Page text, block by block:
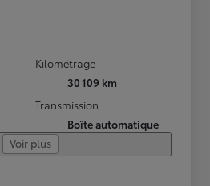
Kilométrage
30 109 km
Transmission
Boîte automatique
Voir plus